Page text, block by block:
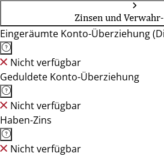
Zinsen und
Eingeräumte Konto-Überziehung
Nicht verfügbar
Geduldete Konto-Überziehung
Nicht verfügbar
Haben-Zins
Nicht verfügbar